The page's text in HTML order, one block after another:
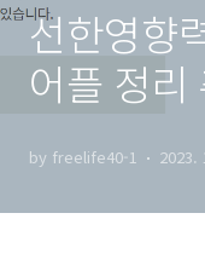
선한영향
어플 정리
by freelife40-1 2023.